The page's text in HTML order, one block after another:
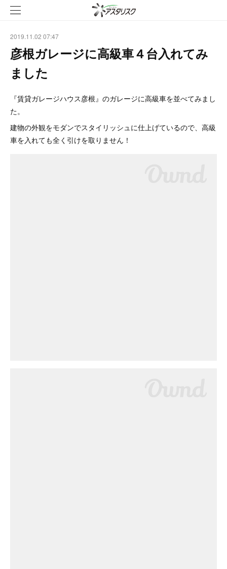
2019.11.02 07:47
彦根ガレージに高級車４台入れてみ
ました
『賃貸ガレージハウス彦根』のガレージに高級車を並べてみまし
た。
建物の外観をモダンでスタイリッシュに仕上げているので、高級
車を入れても全く引けを取りません！